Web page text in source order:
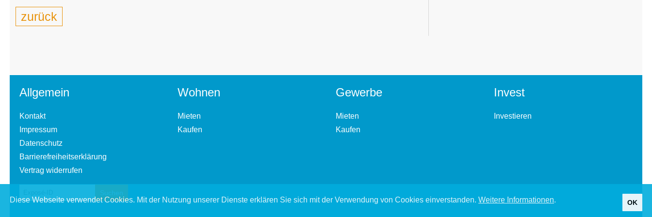
zurück
Allgemein
Kontakt
Impressum
Datenschutz
Barrierefreiheitserklärung
Vertrag widerrufen
Wohnen
Mieten
Kaufen
Gewerbe
Mieten
Kaufen
Invest
Investieren
Diese Webseite verwendet Cookies. Mit der Nutzung unserer Dienste erklären Sie sich mit der Verwendung von Cookies einverstanden. Weitere Informationen. OK